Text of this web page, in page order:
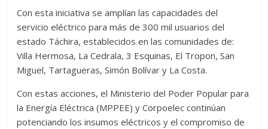
Con esta iniciativa se amplían las capacidades del
servicio eléctrico para más de 300 mil usuarios del
estado Táchira, establecidos en las comunidades de:
Villa Hermosa, La Cedrala, 3 Esquinas, El Tropon, San
Miguel, Tartagueras, Simón Bolívar y La Costa.
Con estas acciones, el Ministerio del Poder Popular para
la Energía Eléctrica (MPPEE) y Corpoelec continúan
potenciando los insumos eléctricos y el compromiso de